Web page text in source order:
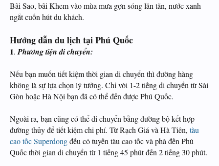
Bãi Sao, bãi Khem vào mùa mưa gợn sóng lăn tăn, nước xanh
ngắt cuốn hút du khách.
Hướng dẫn du lịch tại Phú Quốc
1. Phương tiện di chuyển:
Nếu bạn muốn tiết kiệm thời gian di chuyển thì đường hàng
không là sự lựa chọn lý tưởng. Chỉ với 1-2 tiếng di chuyển từ Sài
Gòn hoặc Hà Nội bạn đã có thể đến được Phú Quốc.
Ngoài ra, bạn cũng có thể di chuyển bằng đường bộ kết hợp
đường thủy để tiết kiệm chi phí. Từ Rạch Giá và Hà Tiên, tàu
cao tốc Superdongđều có tuyến tàu cao tốc và phà đến Phú
Quốc thời gian di chuyển từ 1 tiếng 45 phút đến 2 tiếng 30 phút.